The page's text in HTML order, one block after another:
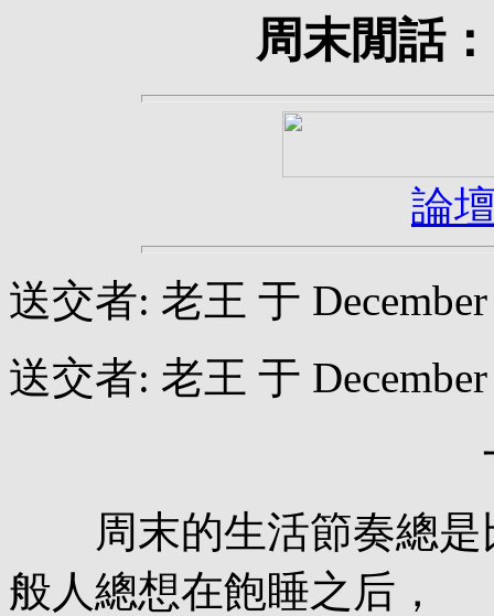
周末閒話
論
送交者: 老王 于
送交者: 老王 于
一鍋米和
周末的生活節奏總是
般人總想在飽睡之后，